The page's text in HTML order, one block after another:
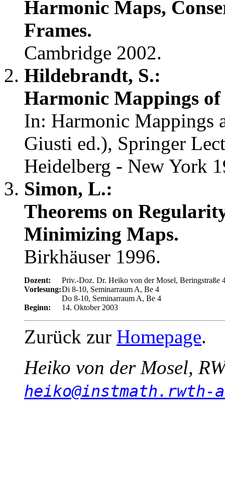
Harmonic Maps,
Frames.
Cambridge 2002.
Hildebrandt, S.:
Harmonic Mappings
In: Harmonic Mappings
Giusti ed.), Springer
Heidelberg - New York
Simon, L.:
Theorems on
Minimizing Maps.
Birkhäuser 1996.
Dozent:
Priv.-Doz. Dr. Heiko von der Mosel, Beringstraße
Vorlesung:Di 8-10, Seminarraum A, Be 4
Do 8-10, Seminarraum A, Be 4
Beginn:
14. Oktober 2003
Zurück zur Homepage.
Heiko von der Mosel,
heiko@instmath.rwth-